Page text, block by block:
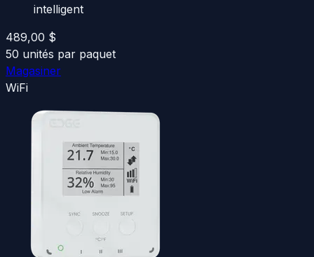
intelligent
489,00 $
50 unités par paquet
Magasiner
WiFi